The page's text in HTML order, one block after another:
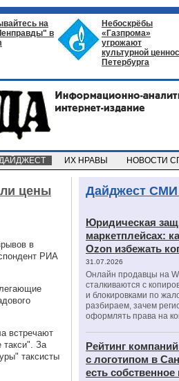
на
в
Небоскрёбы
«Газпрома»
угрожают
культурной
Петербурга
ИХ НРАВЫ НОВОСТИ
цены
в
РИА
встречают
такси". За
таксисты
Дайджест СМИ
Юридическая
маркетплейсах:
Ozon избежать
31.07.2026
Онлайн продавцы на
сталкиваются с
и блокировками по
разбираем, зачем
оформлять права на
Рейтинг
с логотипом в
есть